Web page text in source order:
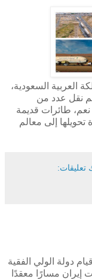
العربية السعودية،
نقل عدد من
طائرات قديمة
إلى معالم
تعليقات:
دولة الولي الفقية
إيران مسارًا معقدًا